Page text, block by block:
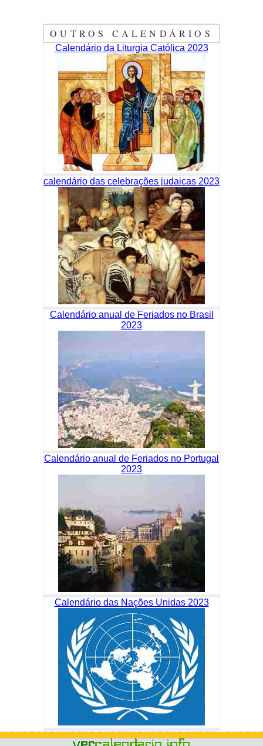
OUTROS CALENDÁRIOS
Calendário da Liturgia Católica 2023
calendário das celebrações judaicas 2023
Calendário anual de Feriados no Brasil
2023
Calendário anual de Feriados no Portugal
2023
Calendário das Nações Unidas 2023